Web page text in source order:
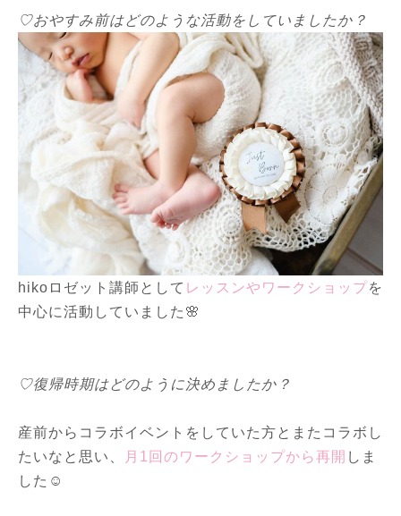
♡おやすみ前はどのような活動をしていましたか？
hikoロゼット講師として レッスンやワークショップを
中心に活動していました🌸
♡復帰時期はどのように決めましたか？
産前からコラボイベントをしていた方とまたコラボし
たいなと思い、
月1回のワークショップから再開 しま
した☺️